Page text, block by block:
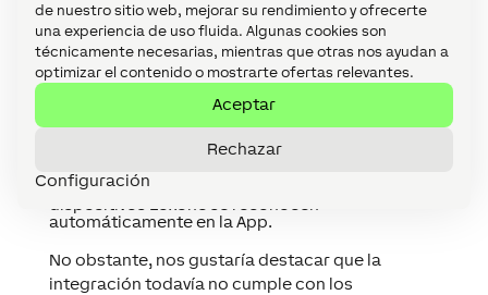
de nuestro sitio web, mejorar su rendimiento y ofrecerte
una experiencia de uso fluida. Algunas cookies son
técnicamente necesarias, mientras que otras nos ayudan a
optimizar el contenido o mostrarte ofertas relevantes.
Aceptar
Rechazar
Configuración
conectado correctamente a Alexa y los
automáticamente en la App.
No obstante, nos gustaría destacar que la
integración todavía no cumple con los